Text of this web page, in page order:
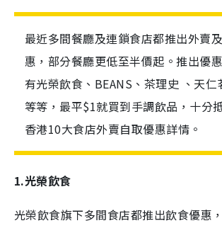
最近多間餐廳及連鎖食店都推出外賣
惠，部分餐廳更低至半價起。推出優
有光榮飲食、BEANS、茶理史 、天
等等，最平$1就買到手調飲品，十分
香港10大食店外賣自取優惠詳情。
1.光榮飲食
光榮飲食旗下多間食店都推出飲食優惠